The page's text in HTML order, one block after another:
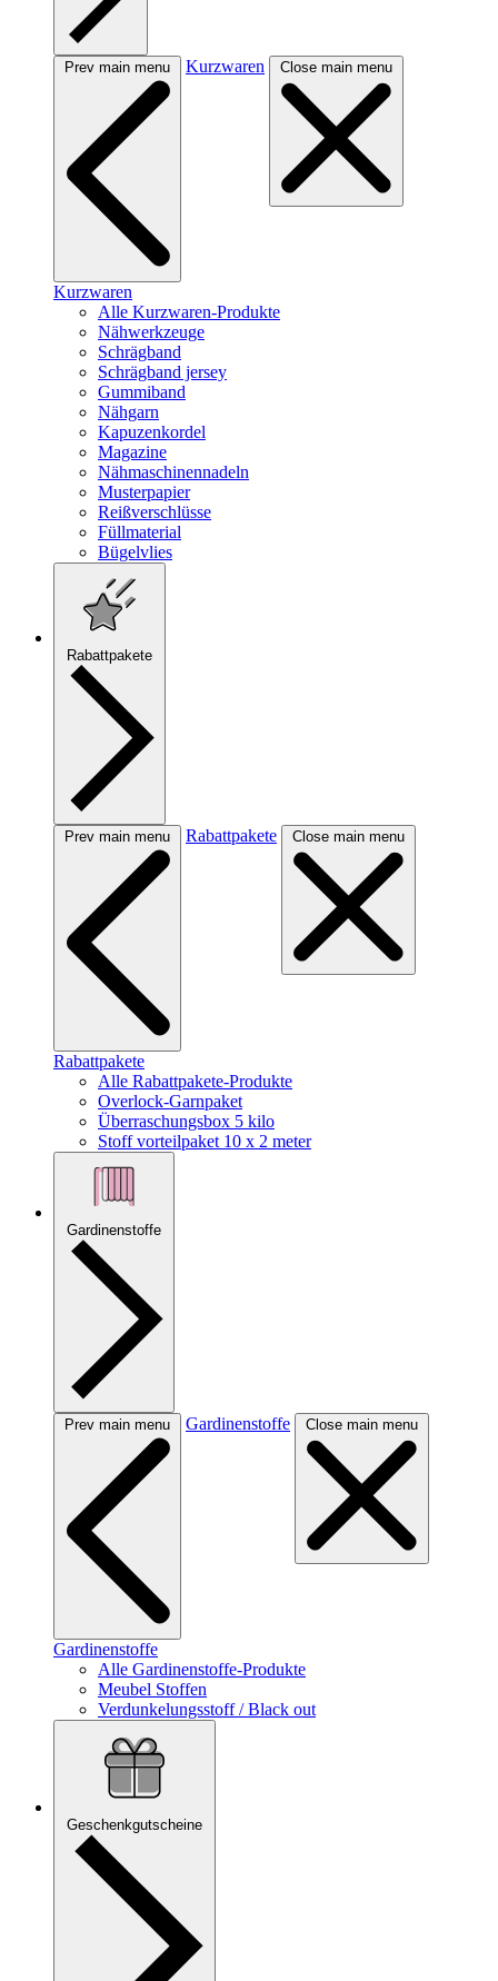
Prev main menu Kurzwaren Close main menu
Kurzwaren
Alle Kurzwaren-Produkte
Nähwerkzeuge
Schrägband
Schrägband jersey
Gummiband
Nähgarn
Kapuzenkordel
Magazine
Nähmaschinennadeln
Musterpapier
Reißverschlüsse
Füllmaterial
Bügelvlies
Rabattpakete
Prev main menu Rabattpakete Close main menu
Rabattpakete
Alle Rabattpakete-Produkte
Overlock-Garnpaket
Überraschungsbox 5 kilo
Stoff vorteilpaket 10 x 2 meter
Gardinenstoffe
Prev main menu Gardinenstoffe Close main menu
Gardinenstoffe
Alle Gardinenstoffe-Produkte
Meubel Stoffen
Verdunkelungsstoff / Black out
Geschenkgutscheine